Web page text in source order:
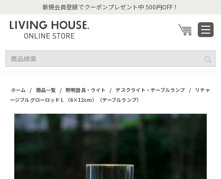
新規会員登録でクーポンプレゼント中 500円OFF！
ホーム / 商品一覧 / 照明器具・ライト / デスクライト・テーブルランプ /
リチャ
ージブルグローロッド L （6×12cm）（テーブルランプ）